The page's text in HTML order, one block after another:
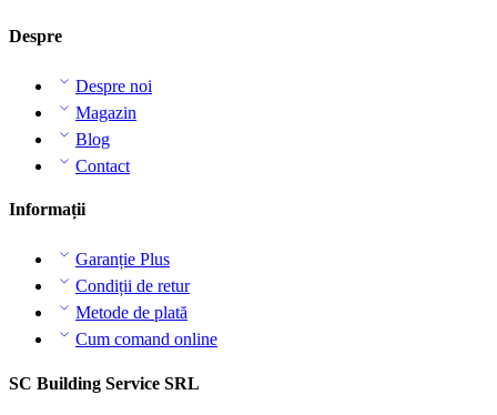
Despre
Despre noi
Magazin
Blog
Contact
Informații
Garanție Plus
Condiții de retur
Metode de plată
Cum comand online
SC Building Service SRL